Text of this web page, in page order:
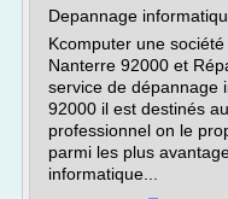
Depannage
Kcomputer une
Nanterre 92000 et
service de dépannage
92000 il est destinés
professionnel on le
parmi les plus
informatique...